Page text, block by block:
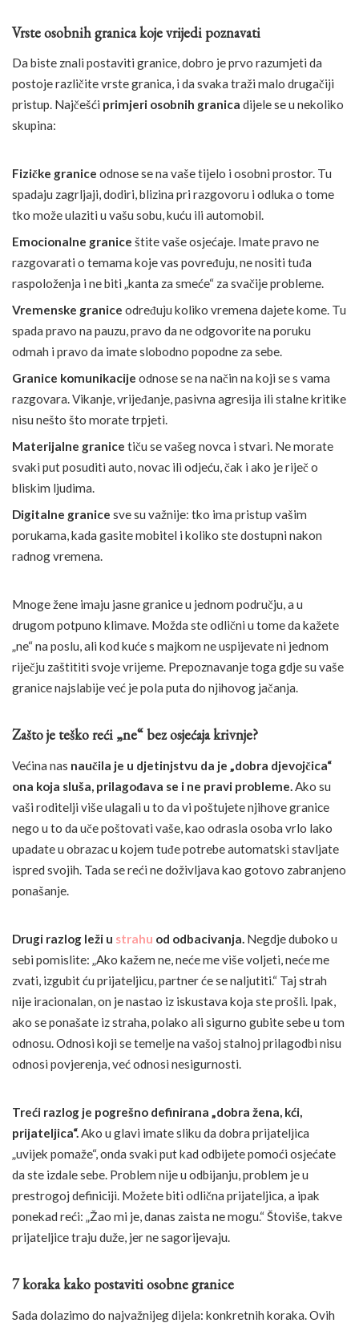
Vrste osobnih granica koje vrijedi poznavati
Da biste znali postaviti granice, dobro je prvo razumjeti da
postoje različite vrste granica, i da svaka traži malo drugačiji
pristup. Najčešći primjeri osobnih granica dijele se u nekoliko
skupina:
Fizičke granice odnose se na vaše tijelo i osobni prostor. Tu
spadaju zagrljaji, dodiri, blizina pri razgovoru i odluka o tome
tko može ulaziti u vašu sobu, kuću ili automobil.
Emocionalne granice štite vaše osjećaje. Imate pravo ne
razgovarati o temama koje vas povređuju, ne nositi tuđa
raspoloženja i ne biti „kanta za smeće“ za svačije probleme.
Vremenske granice određuju koliko vremena dajete kome. Tu
spada pravo na pauzu, pravo da ne odgovorite na poruku
odmah i pravo da imate slobodno popodne za sebe.
Granice komunikacije odnose se na način na koji se s vama
razgovara. Vikanje, vrijeđanje, pasivna agresija ili stalne kritike
nisu nešto što morate trpjeti.
Materijalne granice tiču se vašeg novca i stvari. Ne morate
svaki put posuditi auto, novac ili odjeću, čak i ako je riječ o
bliskim ljudima.
Digitalne granice sve su važnije: tko ima pristup vašim
porukama, kada gasite mobitel i koliko ste dostupni nakon
radnog vremena.
Mnoge žene imaju jasne granice u jednom području, a u
drugom potpuno klimave. Možda ste odlični u tome da kažete
„ne“ na poslu, ali kod kuće s majkom ne uspijevate ni jednom
riječju zaštititi svoje vrijeme. Prepoznavanje toga gdje su vaše
granice najslabije već je pola puta do njihovog jačanja.
Zašto je teško reći „ne“ bez osjećaja krivnje?
Većina nas naučila je u djetinjstvu da je „dobra djevojčica“
ona koja sluša, prilagođava se i ne pravi probleme.Ako su
vaši roditelji više ulagali u to da vi poštujete njihove granice
nego u to da uče poštovati vaše, kao odrasla osoba vrlo lako
upadate u obrazac u kojem tuđe potrebe automatski stavljate
ispred svojih. Tada se reći ne doživljava kao gotovo zabranjeno
ponašanje.
Drugi razlog leži u strahu od odbacivanja. Negdje duboko u
sebi pomislite: „Ako kažem ne, neće me više voljeti, neće me
zvati, izgubit ću prijateljicu, partner će se naljutiti.“ Taj strah
nije iracionalan, on je nastao iz iskustava koja ste prošli. Ipak,
ako se ponašate iz straha, polako ali sigurno gubite sebe u tom
odnosu. Odnosi koji se temelje na vašoj stalnoj prilagodbi nisu
odnosi povjerenja, već odnosi nesigurnosti.
Treći razlog je pogrešno definirana „dobra žena, kći,
prijateljica“.Ako u glavi imate sliku da dobra prijateljica
„uvijek pomaže“, onda svaki put kad odbijete pomoći osjećate
da ste izdale sebe. Problem nije u odbijanju, problem je u
prestrogoj definiciji. Možete biti odlična prijateljica, a ipak
ponekad reći: „Žao mi je, danas zaista ne mogu.“ Štoviše, takve
prijateljice traju duže, jer ne sagorijevaju.
7 koraka kako postaviti osobne granice
Sada dolazimo do najvažnijeg dijela: konkretnih koraka. Ovih